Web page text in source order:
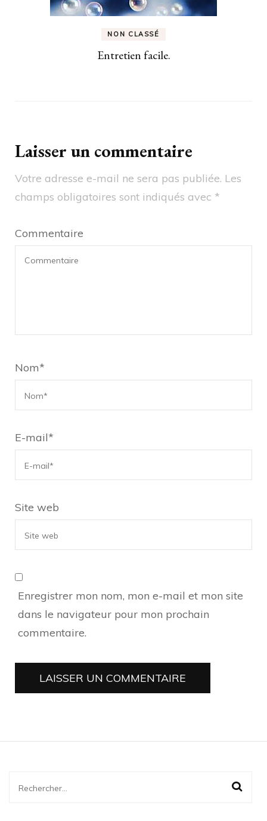
NON CLASSÉ
Entretien facile.
Laisser un commentaire
Votre adresse e-mail ne sera pas publiée. Les
champs obligatoires sont indiqués avec *
Commentaire
Nom*
E-mail*
Site web
Enregistrer mon nom, mon e-mail et mon site
dans le navigateur pour mon prochain
commentaire.
Rechercher :